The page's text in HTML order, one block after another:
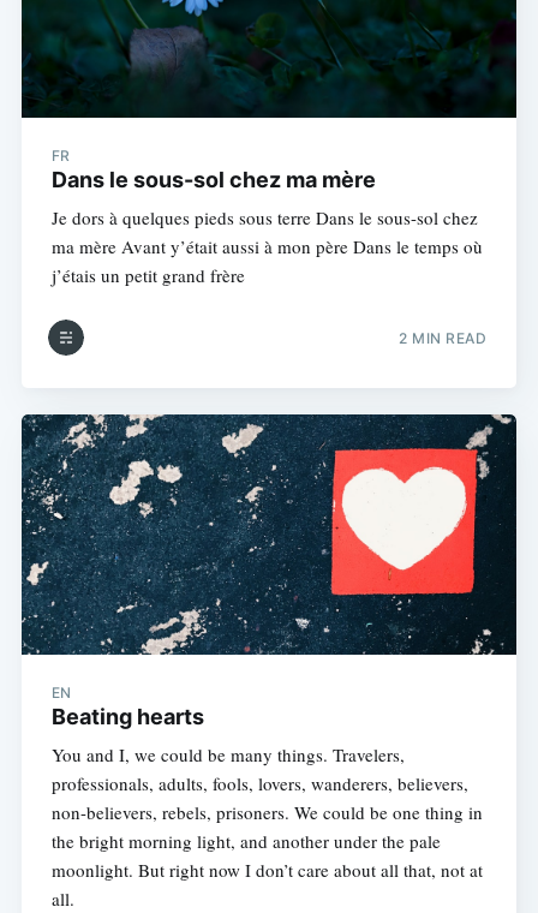
FR
Dans le sous-sol chez ma mère
Je dors à quelques pieds sous terre Dans le sous-sol chez
ma mère Avant y’était aussi à mon père Dans le temps où
j’étais un petit grand frère
2 MIN READ
EN
Beating hearts
You and I, we could be many things. Travelers,
professionals, adults, fools, lovers, wanderers, believers,
non-believers, rebels, prisoners. We could be one thing in
the bright morning light, and another under the pale
moonlight. But right now I don’t care about all that, not at
all.